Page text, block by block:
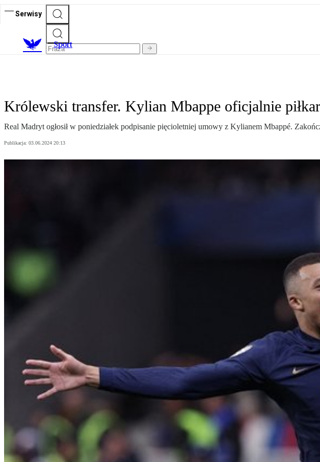
Serwisy
Sport
Królewski transfer. Kylian Mbappe oficjalnie
Real Madryt ogłosił w poniedziałek podpisanie pięcioletniej umowy z Kylianem Mbappé.
Publikacja: 03.06.2024 20:13